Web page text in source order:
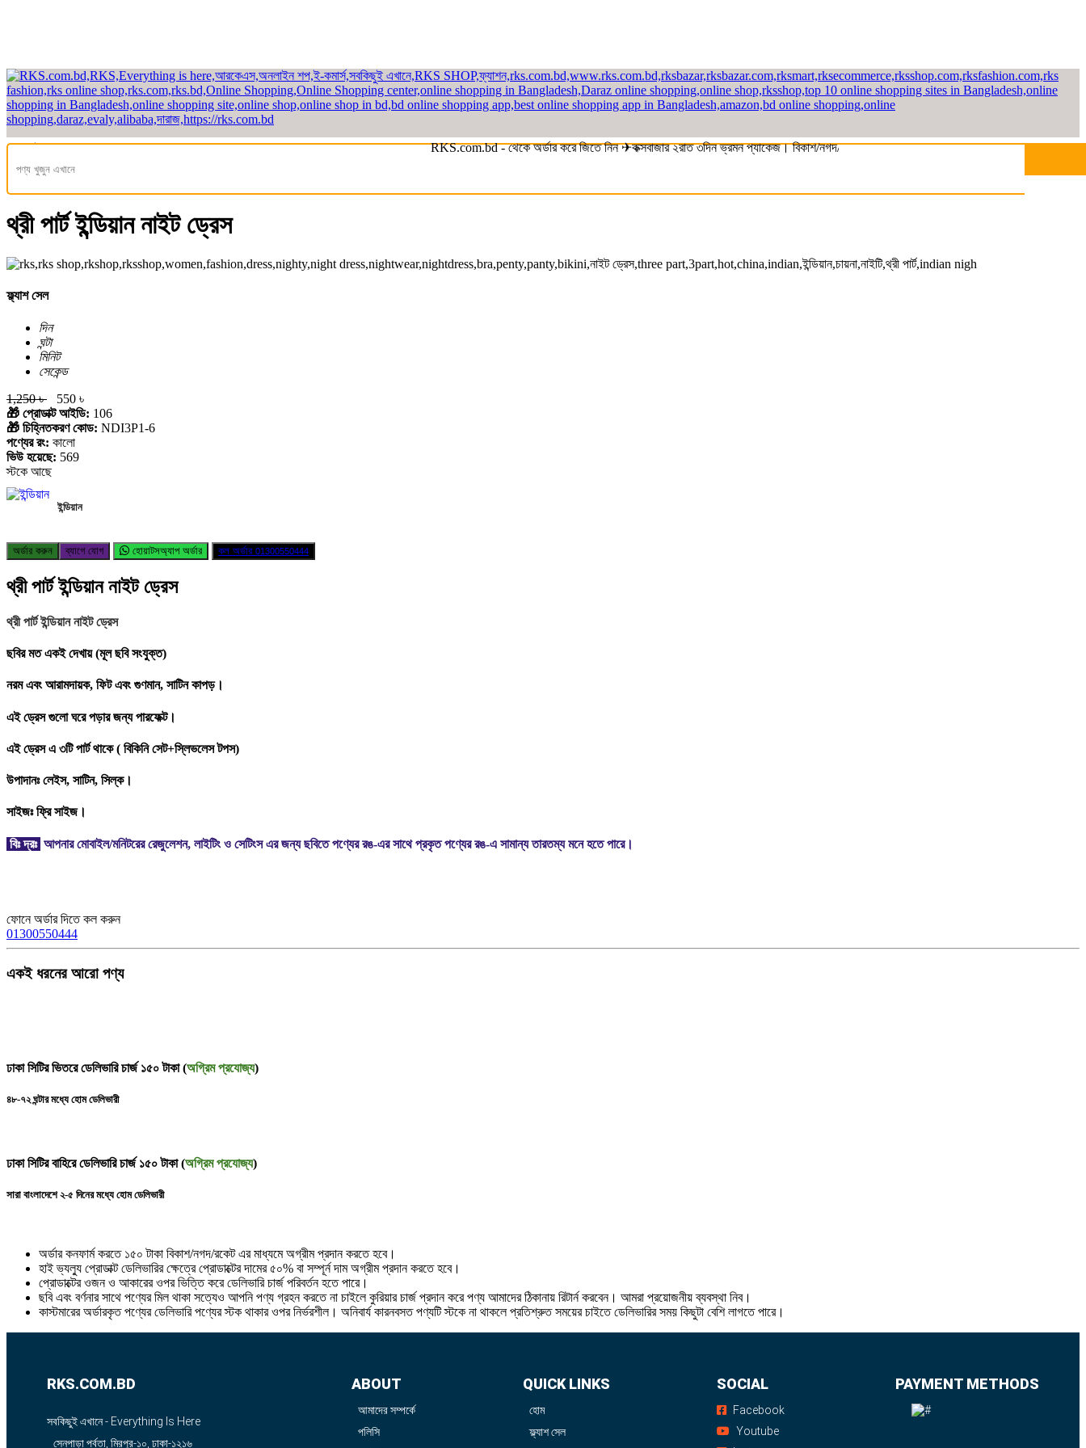
হেডলাইন RKS.com.bd - থেকে অর্ডার করে জিতে নিন ✈কক্সবাজার ২রাত ৩দিন ভ্রমন প্যাকেজ। বিকাশ/নগদ/রকেট-এ সম্পূর্ণ পে করলেই পাচ্ছেন ১০% ছাড়। বিস্তারিত
থ্রী পার্ট ইন্ডিয়ান নাইট ড্রেস
ফ্ল্যাশ সেল
দিন
ঘন্টা
মিনিট
সেকেন্ড
1,250 ৳
550 ৳
🎁 প্রোডাক্ট আইডি: 106
🎁 চিহ্নিতকরণ কোড: NDI3P1-6
পণ্যের রং: কালো
ভিউ হয়েছে: 569
স্টকে আছে
ইন্ডিয়ান
অর্ডার করুন ব্যাগে যোগ হোয়াটসঅ্যাপ অর্ডার কল অর্ডার 01300550444
থ্রী পার্ট ইন্ডিয়ান নাইট ড্রেস
থ্রী পার্ট ইন্ডিয়ান নাইট ড্রেস
ছবির মত একই দেখায় (মূল ছবি সংযুক্ত)
নরম এবং আরামদায়ক, ফিট এবং গুণমান, সাটিন কাপড়।
এই ড্রেস গুলো ঘরে পড়ার জন্য পারফেক্ট।
এই ড্রেস এ ৩টি পার্ট থাকে ( বিকিনি সেট+স্লিভলেস টপস)
উপাদানঃ লেইস, সাটিন, সিল্ক।
সাইজঃ ফ্রি সাইজ।
বিঃ দ্রঃ আপনার মোবাইল/মনিটরের রেজুলেশন, লাইটিং ও সেটিংস এর জন্য ছবিতে পণ্যের রঙ-এর সাথে প্রকৃত পণ্যের রঙ-এ সামান্য তারতম্য মনে হতে পারে।
ফোনে অর্ডার দিতে কল করুন
01300550444
একই ধরনের আরো পণ্য
ঢাকা সিটির ভিতরে ডেলিভারি চার্জ ১৫০ টাকা (অগ্রিম প্রযোজ্য)
৪৮-৭২ ঘন্টার মধ্যে হোম ডেলিভারী
ঢাকা সিটির বাহিরে ডেলিভারি চার্জ ১৫০ টাকা (অগ্রিম প্রযোজ্য)
সারা বাংলাদেশে ২-৫ দিনের মধ্যে হোম ডেলিভারী
অর্ডার কনফার্ম করতে ১৫০ টাকা বিকাশ/নগদ/রকেট এর মাধ্যমে অগ্রীম প্রদান করতে হবে।
হাই ভ্যল্যু প্রোডাক্ট ডেলিভারির ক্ষেত্রে প্রোডাক্টের দামের ৫০% বা সম্পূর্ন দাম অগ্রীম প্রদান করতে হবে।
প্রোডাক্টের ওজন ও আকারের ওপর ভিত্তি করে ডেলিভারি চার্জ পরিবর্তন হতে পারে।
ছবি এবং বর্ণনার সাথে পণ্যের মিল থাকা সত্যেও আপনি পণ্য গ্রহন করতে না চাইলে কুরিয়ার চার্জ প্রদান করে পণ্য আমাদের ঠিকানায় রিটার্ন করবেন। আমরা প্রয়োজনীয় ব্যবস্থা নিব।
কাস্টমারের অর্ডারকৃত পণ্যের ডেলিভারি পণ্যের স্টক থাকার ওপর নির্ভরশীল। অনিবার্য কারনবসত পণ্যটি স্টকে না থাকলে প্রতিশ্রুত সময়ের চাইতে ডেলিভারির সময় কিছুটা বেশি লাগতে পারে।
RKS.COM.BD
সবকিছুই এখানে - Everything Is Here
সেনপাড়া পর্বতা, মিরপুর-১০, ঢাকা-১২১৬
ABOUT
আমাদের সম্পর্কে
পলিসি
QUICK LINKS
হোম
ফ্ল্যাশ সেল
SOCIAL
Facebook
Youtube
PAYMENT METHODS